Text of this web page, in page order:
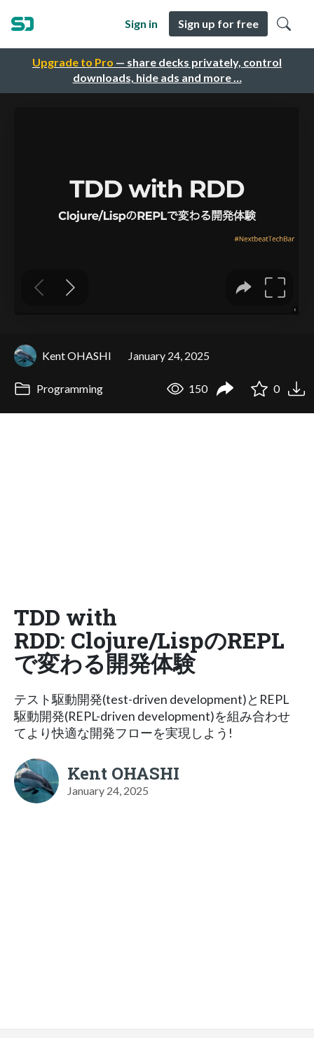
Upgrade to Pro — share decks privately, control
downloads, hide ads and more …
Sign in Sign up for free
Kent OHASHI January 24, 2025
Programming 150 0
TDD with
RDD: Clojure/LispのREPL
で変わる開発体験
テスト駆動開発(test-driven development)とREPL
駆動開発(REPL-driven development)を組み合わせ
てより快適な開発フローを実現しよう!
Kent OHASHI
January 24, 2025